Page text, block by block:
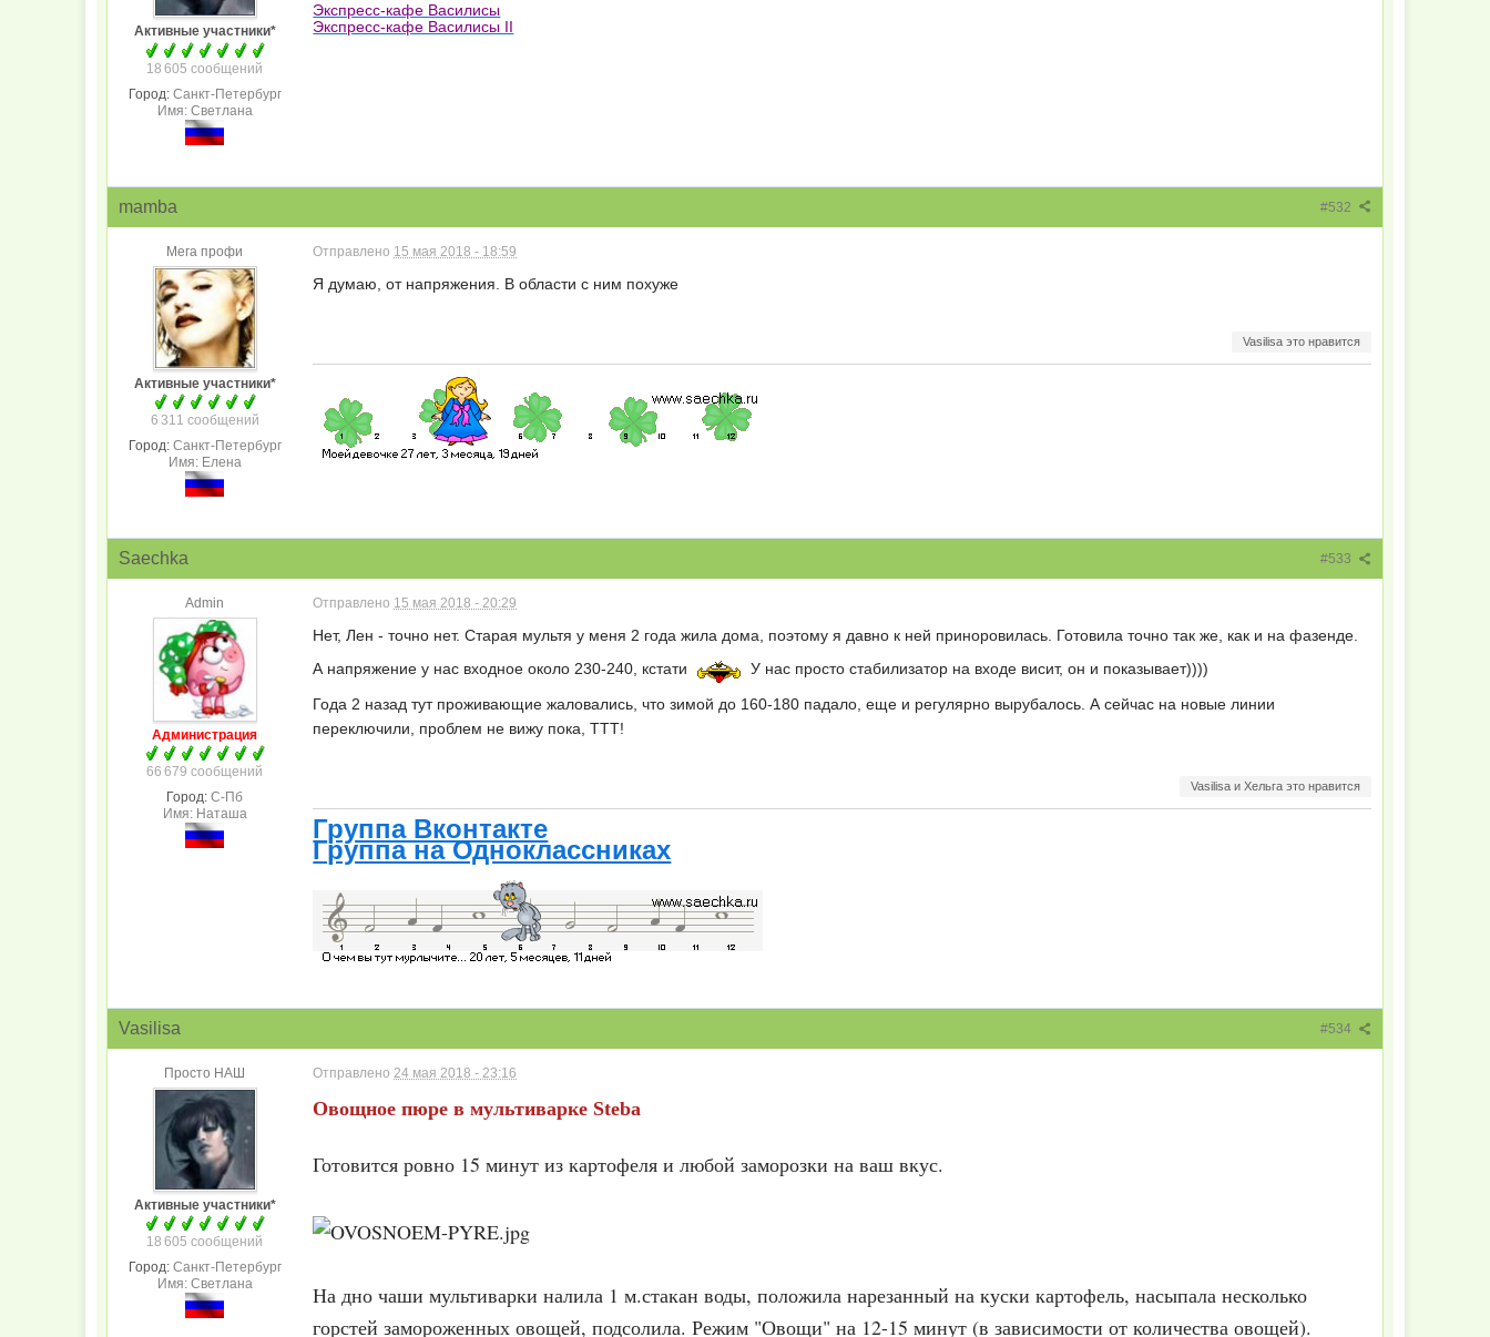
Активные участники*
18 605 сообщений
Город: Санкт-Петербург
Имя: Светлана
Экспресс-кафе Василисы
Экспресс-кафе Василисы II
#532
mamba
Мега профи
Активные участники*
6 311 сообщений
Город: Санкт-Петербург
Имя: Елена
Отправлено 15 мая 2018 - 18:59
Я думаю, от напряжения. В области с ним похуже
Vasilisa это нравится
#533
Saechka
Admin
Администрация
66 679 сообщений
Город: С-Пб
Имя: Наташа
Отправлено 15 мая 2018 - 20:29
Нет, Лен - точно нет. Старая мультя у меня 2 года жила дома, поэтому я давно к ней приноровилась. Готовила точно так же, как и на фазенде.
А напряжение у нас входное около 230-240, кстати
У нас просто стабилизатор на входе висит, он и показывает))))
Года 2 назад тут проживающие жаловались, что зимой до 160-180 падало, еще и регулярно вырубалось. А сейчас на новые линии
переключили, проблем не вижу пока, ТТТ!
Vasilisa и Хельга это нравится
Группа Вконтакте
Группа на Одноклассниках
#534
Vasilisa
Просто НАШ
Активные участники*
18 605 сообщений
Город: Санкт-Петербург
Имя: Светлана
Отправлено24 мая 2018 - 23:16
Овощное пюре в мультиварке Steba
Готовится ровно 15 минут из картофеля и любой заморозки на ваш вкус.
На дно чаши мультиварки налила 1 м.стакан воды, положила нарезанный на куски картофель, насыпала несколько
горстей замороженных овощей, подсолила. Режим "Овощи" на 12-15 минут (в зависимости от количества овощей).